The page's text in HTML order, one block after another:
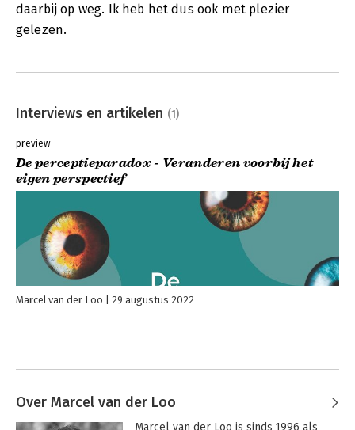
daarbij op weg. Ik heb het dus ook met plezier
gelezen.
Interviews en artikelen (1)
preview
De perceptieparadox - Veranderen voorbij het
eigen perspectief
Marcel van der Loo 29 augustus 2022
Over Marcel van der Loo
Marcel van der Loo is sinds 1996 als